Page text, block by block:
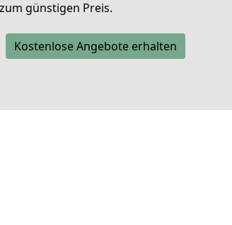
günstigen Preis.
Kostenlose Angebote erhalten